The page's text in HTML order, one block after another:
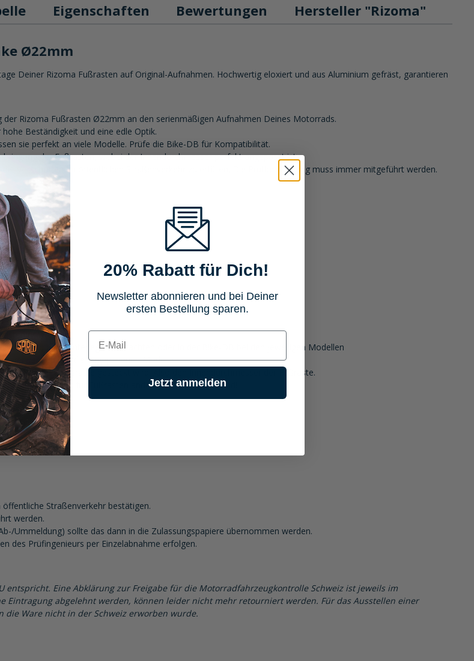
Eigenschaften Bewertungen Hersteller "Rizoma"
Ø22mm
Deiner Rizoma Fußrasten auf Original-Aufnahmen. Hochwertig eloxiert und aus Aluminium gefräst, garantieren
der Rizoma Fußrasten Ø22mm an den serienmäßigen Aufnahmen Deines Motorrads.
Beständigkeit und eine edle Optik.
sie perfekt an viele Modelle. Prüfe die Bike-DB für Kompatibilität.
der Fußrasten, wobei der Innendurchmesser perfekt angepasst ist.
die Vorschriften im öffentlichen Straßenverkehr zu erfüllen. Die Prüfbestätigung muss immer mitgeführt werden.
notwendig
dem hinterlegten Gutachten oder in der Bike-DB bei den jeweiligen Modellen
verwenden wie die angegebenen Modelle
den die Fußraste gesteckt wird. Also den Innendurchmesser der Fußraste.
passend - nicht für Fußrasten anderer Hersteller passend!
folgend)
Straßenverkehr bestätigen.
werden.
Ummeldung) sollte das dann in die Zulassungspapiere übernommen werden.
des Prüfingenieurs per Einzelabnahme erfolgen.
entspricht. Eine Abklärung zur Freigabe für die Motorradfahrzeugkontrolle Schweiz ist jeweils im
Eintragung abgelehnt werden, können leider nicht mehr retourniert werden. Für das Ausstellen einer
die Ware nicht in der Schweiz erworben wurde.
20% Rabatt für Dich!
Newsletter abonnieren und bei Deiner
ersten Bestellung sparen.
E-mail
Jetzt anmelden